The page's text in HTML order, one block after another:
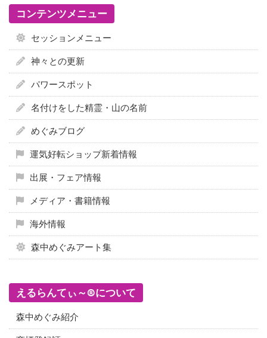
コンテンツメニュー
セッションメニュー
神々との更新
パワースポット
名付けをした精霊・山の名前
めぐみブログ
運気好転ショップ新着情報
出展・フェア情報
メディア・書籍情報
海外情報
森中めぐみアート集
えるらんてぃ～®について
森中めぐみ紹介